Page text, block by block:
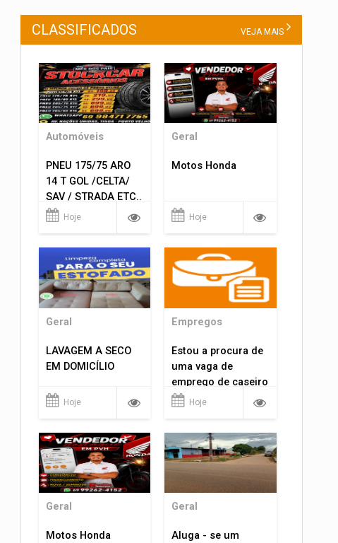
CLASSIFICADOS VEJA MAIS
Automóveis
PNEU 175/75 ARO
14 T GOL /CELTA/
SAV / STRADA ETC..
R$ 219,99
Hoje
Geral
Motos Honda
Hoje
Geral
LAVAGEM A SECO
EM DOMICÍLIO
Hoje
Empregos
Estou a procura de
uma vaga de
emprego de caseiro
em porto velho
Hoje
Geral
Motos Honda
Geral
Aluga - se um